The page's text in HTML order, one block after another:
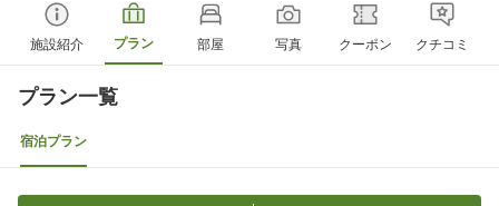
施設紹介 プラン 部屋 写真 クーポン クチコミ
プラン一覧
宿泊プラン